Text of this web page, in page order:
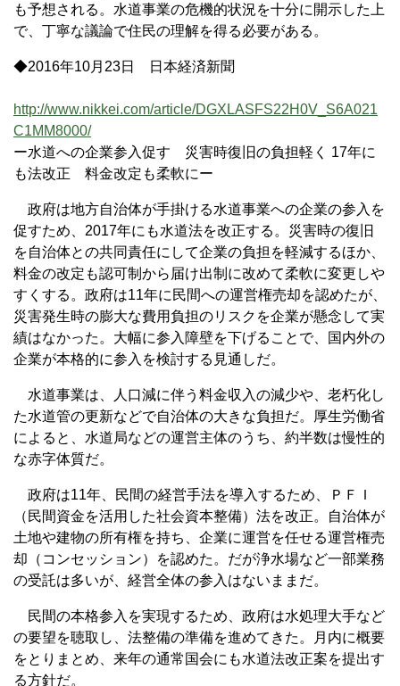
も予想される。水道事業の危機的状況を十分に開示した上
で、丁寧な議論で住民の理解を得る必要がある。
◆2016年10月23日 日本経済新聞
http://www.nikkei.com/article/DGXLASFS22H0V_S6A021
C1MM8000/
ー水道への企業参入促す 災害時復旧の負担軽く 17年に
も法改正 料金改定も柔軟にー
政府は地方自治体が手掛ける水道事業への企業の参入を
促すため、2017年にも水道法を改正する。災害時の復旧
を自治体との共同責任にして企業の負担を軽減するほか、
料金の改定も認可制から届け出制に改めて柔軟に変更しや
すくする。政府は11年に民間への運営権売却を認めたが、
災害発生時の膨大な費用負担のリスクを企業が懸念して実
績はなかった。大幅に参入障壁を下げることで、国内外の
企業が本格的に参入を検討する見通しだ。
水道事業は、人口減に伴う料金収入の減少や、老朽化し
た水道管の更新などで自治体の大きな負担だ。厚生労働省
によると、水道局などの運営主体のうち、約半数は慢性的
な赤字体質だ。
政府は11年、民間の経営手法を導入するため、ＰＦＩ
（民間資金を活用した社会資本整備）法を改正。自治体が
土地や建物の所有権を持ち、企業に運営を任せる運営権売
却（コンセッション）を認めた。だが浄水場など一部業務
の受託は多いが、経営全体の参入はないままだ。
民間の本格参入を実現するため、政府は水処理大手など
の要望を聴取し、法整備の準備を進めてきた。月内に概要
をとりまとめ、来年の通常国会にも水道法改正案を提出す
る方針だ。